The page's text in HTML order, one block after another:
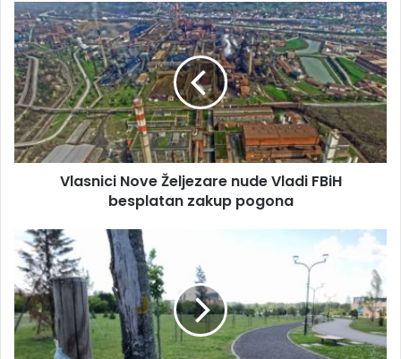
E
m
a
i
l
a
d
r
e
V
l
a
s
n
i
c
i
N
e
j
e
z
Vlasnici Nove Željezare nude Vladi FBiH
besplatan zakup pogona
p
a
r
k
k